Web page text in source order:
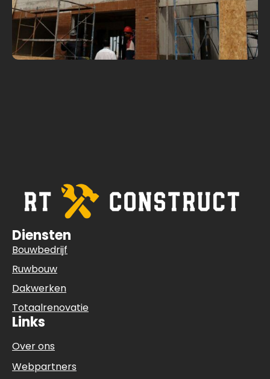
Diensten
Bouwbedrijf
Ruwbouw
Dakwerken
Totaalrenovatie
Links
Over ons
Webpartners